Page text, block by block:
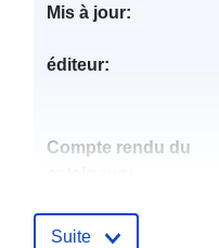
Mis à jour:
éditeur:
Compte rendu du
Suite